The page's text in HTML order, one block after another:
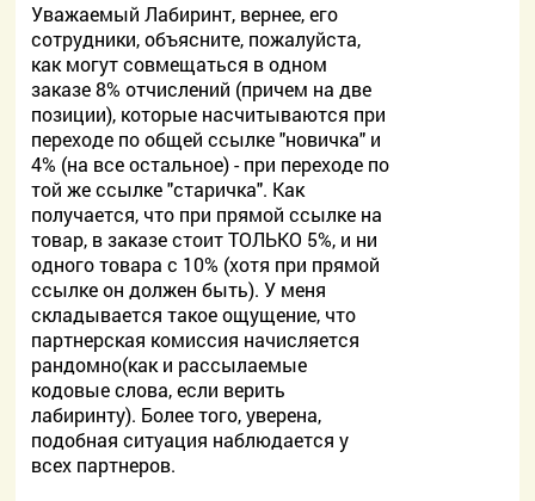
Уважаемый Лабиринт, вернее, его
сотрудники, объясните, пожалуйста,
как могут совмещаться в одном
заказе 8% отчислений (причем на две
позиции), которые насчитываются при
переходе по общей ссылке "новичка" и
4% (на все остальное) - при переходе по
той же ссылке "старичка". Как
получается, что при прямой ссылке на
товар, в заказе стоит ТОЛЬКО 5%, и ни
одного товара с 10% (хотя при прямой
ссылке он должен быть). У меня
складывается такое ощущение, что
партнерская комиссия начисляется
рандомно(как и рассылаемые
кодовые слова, если верить
лабиринту). Более того, уверена,
подобная ситуация наблюдается у
всех партнеров.